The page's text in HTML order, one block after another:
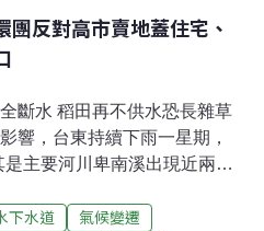
反對高市賣地蓋住宅、
斷水 稻田再不供水恐長雜草
響，台東持續下雨一星期，
主要河川卑南溪出現近兩年
擋水堤遭沖毀，整個縱谷線
下水道
氣候變遷